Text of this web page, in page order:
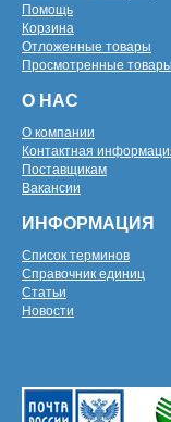
Помощь
Корзина
Отложенные товары
Просмотренные товары
О НАС
О компании
Контактная
Поставщикам
Вакансии
ИНФОРМАЦИЯ
Список терминов
Справочник единиц
Статьи
Новости